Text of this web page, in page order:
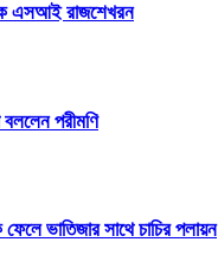
এসআই রাজশেখরন
বললেন পরীমণি
ভাতিজার সাথে চাচির পলায়ন